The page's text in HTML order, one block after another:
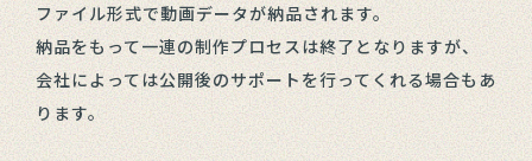
ファイル形式で動画データが納品されます。
納品をもって一連の制作プロセスは終了となりますが、
会社によっては公開後のサポートを行ってくれる場合もあ
ります。